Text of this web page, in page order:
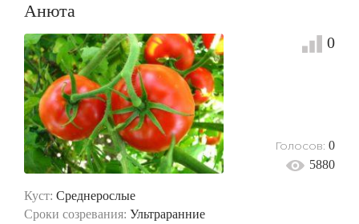
Анюта
Куст: Среднерослые
Сроки созревания: Ультраранние
0
Голосов: 0
5880